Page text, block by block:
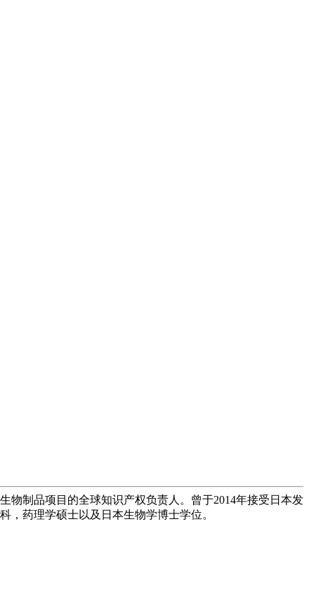
物制品项目的全球知识产权负责人。曾于2014年接受日本发
，药理学硕士以及日本生物学博士学位。